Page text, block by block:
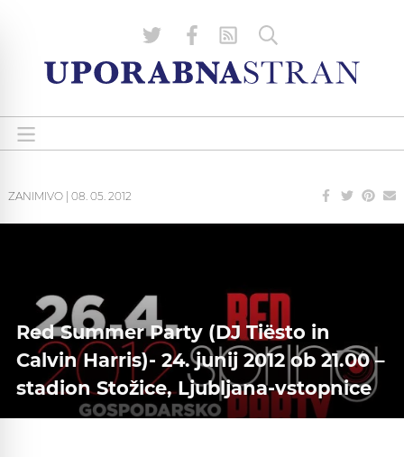
ZANIMIVO 08. 05. 2012
Red Summer Party (DJ Tiësto in
Calvin Harris)- 24. junij 2012 ob 21.00 –
stadion Stožice, Ljubljana-vstopnice